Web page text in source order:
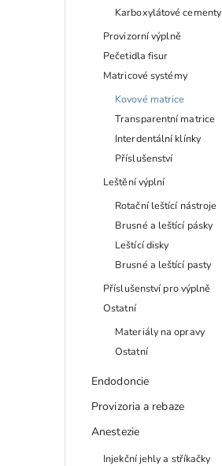
Karboxylátové cementy
Provizorní výplně
Pečetidla fisur
Matricové systémy
Kovové matrice
Transparentní matrice
Interdentální klínky
Příslušenství
Leštění výplní
Rotační leštící nástroje
Brusné a leštící pásky
Leštící disky
Brusné a leštící pasty
Příslušenství pro výplně
Ostatní
Materiály na opravy
Ostatní
Endodoncie
Provizoria a rebaze
Anestezie
Injekční jehly a stříkačky